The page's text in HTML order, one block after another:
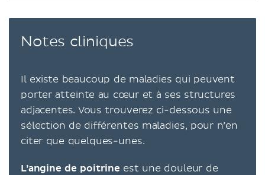
Notes cliniques
Il existe beaucoup de maladies qui peuvent
porter atteinte au cœur et à ses structures
adjacentes. Vous trouverez ci-dessous une
sélection de différentes maladies, pour n’en
citer que quelques-unes.
L’angine de poitrine est une douleur de